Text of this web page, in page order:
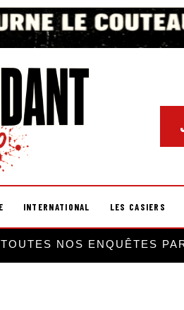
INTERNATIONAL LES CASIERS
TOUTES NOS ENQUÊTES